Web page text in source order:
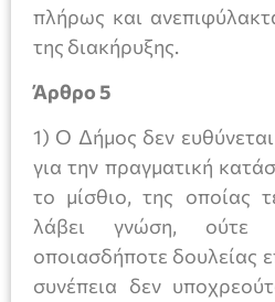
πλήρως και
της διακήρυξης.
Άρθρο 5
1) Ο Δήμος δεν
για την πραγματική
το μίσθιο, της οποίας
λάβει γνώση, ούτε
οποιασδήποτε δουλείας
συνέπεια δεν